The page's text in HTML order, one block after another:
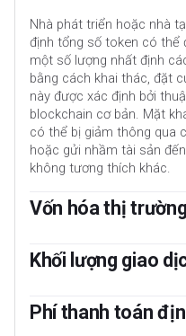
Nhà phát triển hoặc nhà
định tổng số token có thể
một số lượng nhất định
bằng cách khai thác, đặt
này được xác định bởi
blockchain cơ bản. Mặt
có thể bị giảm thông qua
hoặc gửi nhầm tài sản
không tương thích khác.
Vốn hóa thị
lưu hành của một tài sản
hiện tại của tài sản đó.
Khối lượng giao
sản cụ thể đã được giao
mua và người bán trong
Phí thanh toán